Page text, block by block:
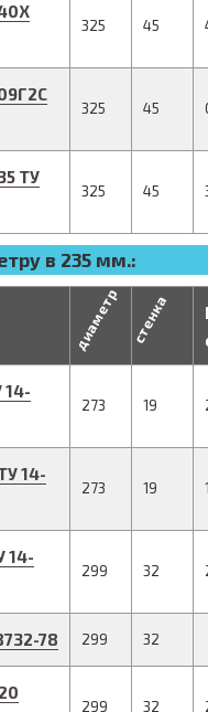
325 45
325 45
ТУ
325 45
в 235 мм.:
диаметр стенка
14-
273 19
14-
273 19
14-
299 32
78 299 32
299 32